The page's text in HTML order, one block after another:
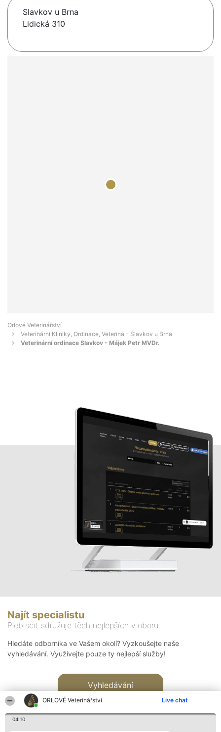
ORLOVÉ Veterinářství Live chat
04:10
Slavkov u Brna
Lidická 310
Orlové Veterinářství
Veterinární Kliniky, Ordinace, Veterina - Slavkov u Brna
Veterinární ordinace Slavkov - Májek Petr MVDr.
Najít specialistu
Plebiscit sdružuje těch nejlepších v oboru
Hledáte odborníka ve Vašem okolí? Vyzkoušejte naše
vyhledávání. Využívejte pouze ty nejlepší služby!
Vyhledávání